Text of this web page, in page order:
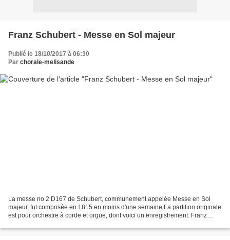
Franz Schubert - Messe en Sol majeur
Publié le 18/10/2017 à 06:30
Par chorale-melisande
La messe no 2 D167 de Schubert, communement appelée Messe en Sol
majeur, fut composée en 1815 en moins d'une semaine La partition originale
est pour orchestre à corde et orgue, dont voici un enregistrement: Franz